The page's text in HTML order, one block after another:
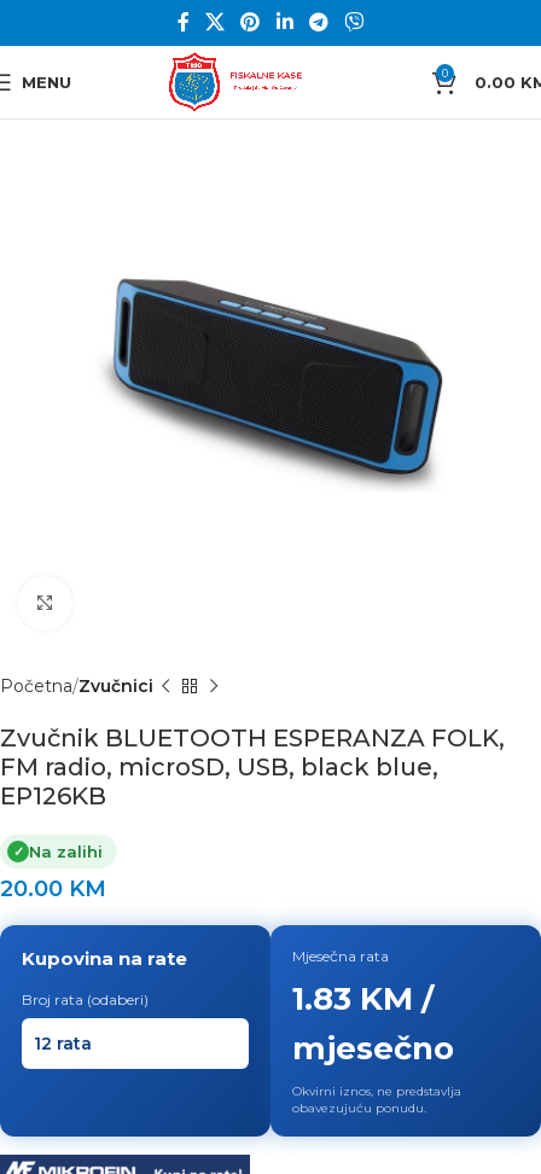
MENU 0 0.00
Početna Zvučnici
Zvučnik BLUETOOTH ESPERANZA FOLK,
FM radio, microSD, USB, black blue,
EP126KB
✓ Na zalihi
20.00 KM
Kupovina na rate
Broj rata (odaberi)
Mjesečna rata
1.83 KM /
mjesečno
Okvirni iznos, ne predstavlja
obavezujuću ponudu.